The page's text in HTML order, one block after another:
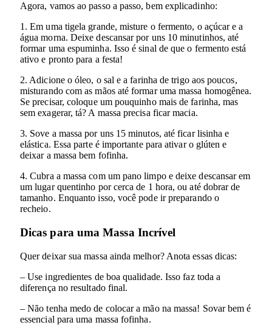
Agora, vamos ao passo a passo, bem explicadinho:
1. Em uma tigela grande, misture o fermento, o açúcar e a
água morna. Deixe descansar por uns 10 minutinhos, até
formar uma espuminha. Isso é sinal de que o fermento está
ativo e pronto para a festa!
2. Adicione o óleo, o sal e a farinha de trigo aos poucos,
misturando com as mãos até formar uma massa homogênea.
Se precisar, coloque um pouquinho mais de farinha, mas
sem exagerar, tá? A massa precisa ficar macia.
3. Sove a massa por uns 15 minutos, até ficar lisinha e
elástica. Essa parte é importante para ativar o glúten e
deixar a massa bem fofinha.
4. Cubra a massa com um pano limpo e deixe descansar em
um lugar quentinho por cerca de 1 hora, ou até dobrar de
tamanho. Enquanto isso, você pode ir preparando o
recheio.
Dicas para uma Massa Incrível
Quer deixar sua massa ainda melhor? Anota essas dicas:
– Use ingredientes de boa qualidade. Isso faz toda a
diferença no resultado final.
– Não tenha medo de colocar a mão na massa! Sovar bem é
essencial para uma massa fofinha.